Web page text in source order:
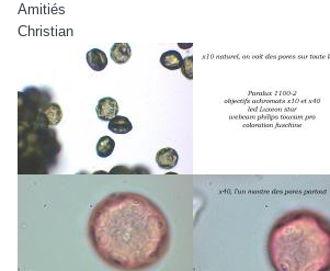
Amitiés
Christian